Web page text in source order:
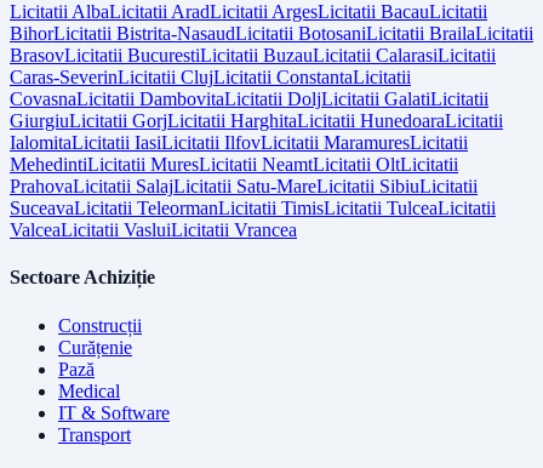
Licitatii AlbaLicitatii AradLicitatii ArgesLicitatii BacauLicitatii
BihorLicitatii Bistrita-NasaudLicitatii BotosaniLicitatii BrailaLicitatii
BrasovLicitatii BucurestiLicitatii BuzauLicitatii CalarasiLicitatii
Caras-SeverinLicitatii ClujLicitatii ConstantaLicitatii
CovasnaLicitatii DambovitaLicitatii DoljLicitatii GalatiLicitatii
GiurgiuLicitatii GorjLicitatii HarghitaLicitatii HunedoaraLicitatii
IalomitaLicitatii IasiLicitatii IlfovLicitatii MaramuresLicitatii
MehedintiLicitatii MuresLicitatii NeamtLicitatii OltLicitatii
PrahovaLicitatii SalajLicitatii Satu-MareLicitatii SibiuLicitatii
SuceavaLicitatii TeleormanLicitatii TimisLicitatii TulceaLicitatii
ValceaLicitatii VasluiLicitatii Vrancea
Sectoare Achiziție
Construcții
Curățenie
Pază
Medical
IT & Software
Transport